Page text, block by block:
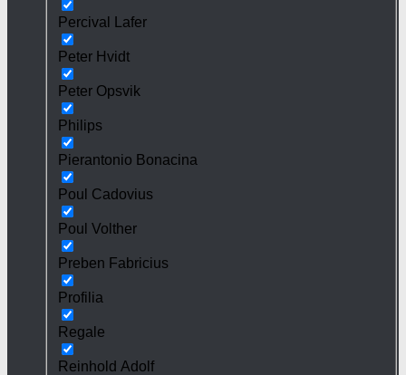
Percival Lafer
Peter Hvidt
Peter Opsvik
Philips
Pierantonio Bonacina
Poul Cadovius
Poul Volther
Preben Fabricius
Profilia
Regale
Reinhold Adolf